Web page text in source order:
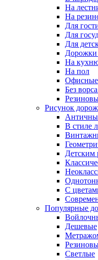
На
На
Для
Для
Для
На
На пол
Офисные
Без
Рисунок
В стиле
Детским
С
Популярные
Дешевые
Светлые